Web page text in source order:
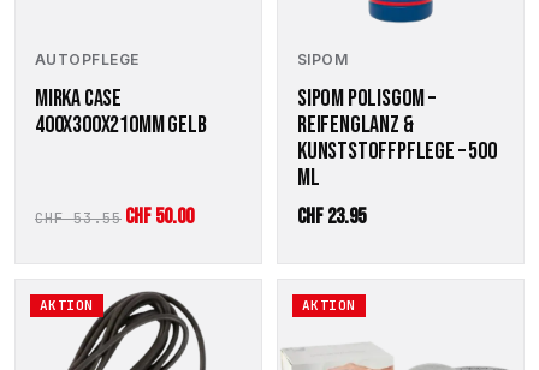
AUTOPFLEGE
MIRKA CASE
400X300X210MM GELB
CHF53.55 Ursprünglicher
war:
CHF 53.55
CHF50.00Aktueller
ist:
CHF 50.00.
SIPOM
SIPOM POLISGOM –
REIFENGLANZ &
KUNSTSTOFFPFLEGE – 500
ML
CHF23.95
AKTION AKTION